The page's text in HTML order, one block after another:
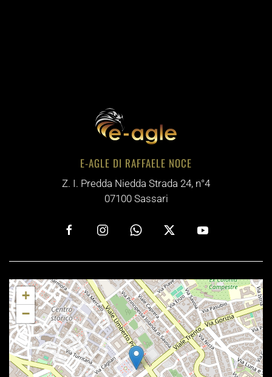
E-AGLE DI RAFFAELE NOCE
Z. I. Predda Niedda Strada 24, n°4
07100 Sassari
+
−